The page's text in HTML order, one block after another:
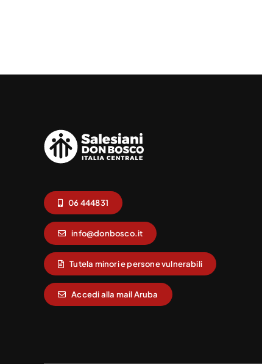
06 444831
info@donbosco.it
Tutela minori e persone vulnerabili
Accedi alla mail Aruba